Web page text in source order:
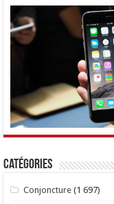
Catégories
Conjoncture (1 697)